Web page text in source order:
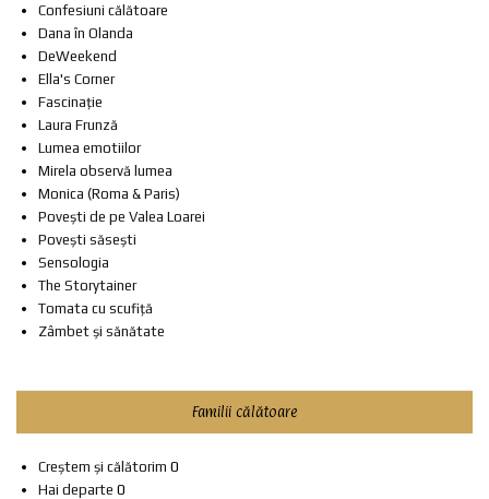
Confesiuni călătoare
Dana în Olanda
DeWeekend
Ella's Corner
Fascinație
Laura Frunză
Lumea emotiilor
Mirela observă lumea
Monica (Roma & Paris)
Povești de pe Valea Loarei
Povești săsești
Sensologia
The Storytainer
Tomata cu scufiță
Zâmbet și sănătate
Familii călătoare
Creștem și călătorim 0
Hai departe 0